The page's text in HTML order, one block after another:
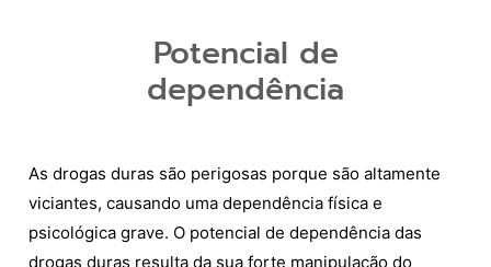
Potencial de
dependência
As drogas duras são perigosas porque são altamente
viciantes, causando uma dependência física e
psicológica grave. O potencial de dependência das
drogas duras resulta da sua forte manipulação do